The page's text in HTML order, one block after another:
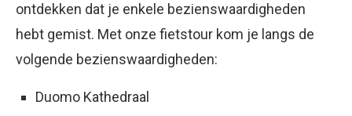
ontdekken dat je enkele bezienswaardigheden
hebt gemist. Met onze fietstour kom je langs de
volgende bezienswaardigheden:
Duomo Kathedraal